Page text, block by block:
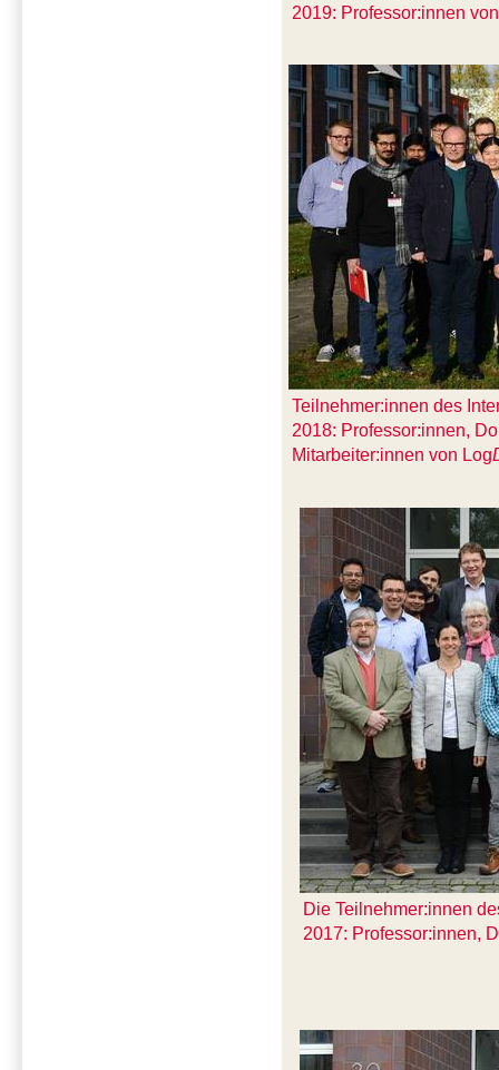
2019: Professor:innen
Teilnehmer:innen des
2018: Professor:innen,
Mitarbeiter:innen von Log
Die Teilnehmer:innen
2017: Professor:innen,